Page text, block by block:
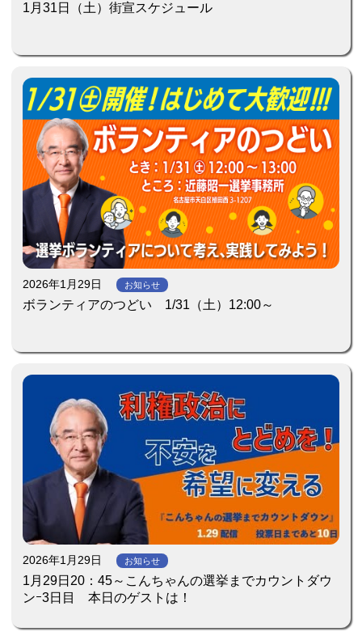
1月31日（土）街宣スケジュール
2026年1月29日 お知らせ
ボランティアのつどい 1/31（土）12:00～
2026年1月29日 お知らせ
1月29日20：45～こんちゃんの選挙までカウントダウ
ンｰ3日目 本日のゲストは！